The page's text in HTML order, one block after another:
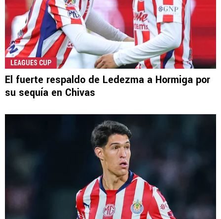
LEAGUES CUP
El fuerte respaldo de Ledezma a Hormiga por
su sequía en Chivas